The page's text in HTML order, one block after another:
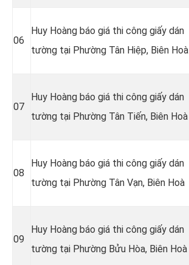
06
Huy Hoàng báo giá thi công giấy dán
tường tại Phường Tân Hiệp, Biên Hoà
07
Huy Hoàng báo giá thi công giấy dán
tường tại Phường Tân Tiến, Biên Hoà
08
Huy Hoàng báo giá thi công giấy dán
tường tại Phường Tân Vạn, Biên Hoà
09
Huy Hoàng báo giá thi công giấy dán
tường tại Phường Bửu Hòa, Biên Hoà